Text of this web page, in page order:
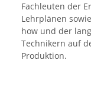
Fachleuten der
Lehrplänen
how und der
Technikern auf
Produktion.